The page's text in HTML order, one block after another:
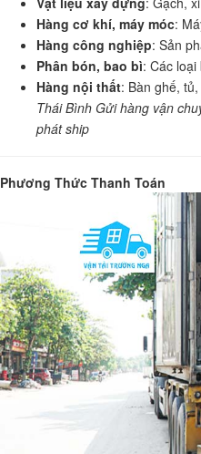
Hàng cơ khí, máy móc:
Hàng công nghiệp: Sản
Phân bón, bao bì: Các
Hàng nội thất: Bàn ghế,
Thái Bình Gửi hàng vận
phát ship
Phương Thức Thanh Toán